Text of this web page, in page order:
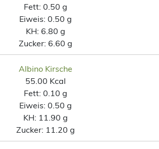
Fett: 0.50 g
Eiweis: 0.50 g
KH: 6.80 g
Zucker: 6.60 g
Albino Kirsche
55.00 Kcal
Fett: 0.10 g
Eiweis: 0.50 g
KH: 11.90 g
Zucker: 11.20 g